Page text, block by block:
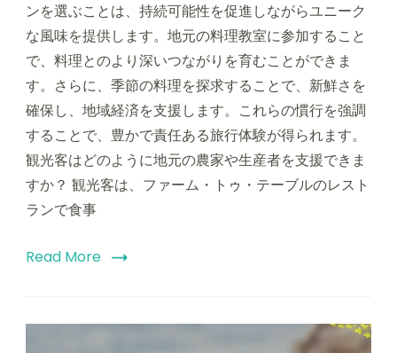
ンを選ぶことは、持続可能性を促進しながらユニーク
な風味を提供します。地元の料理教室に参加すること
で、料理とのより深いつながりを育むことができま
す。さらに、季節の料理を探求することで、新鮮さを
確保し、地域経済を支援します。これらの慣行を強調
することで、豊かで責任ある旅行体験が得られます。
観光客はどのように地元の農家や生産者を支援できま
すか？ 観光客は、ファーム・トゥ・テーブルのレスト
ランで食事
Read More